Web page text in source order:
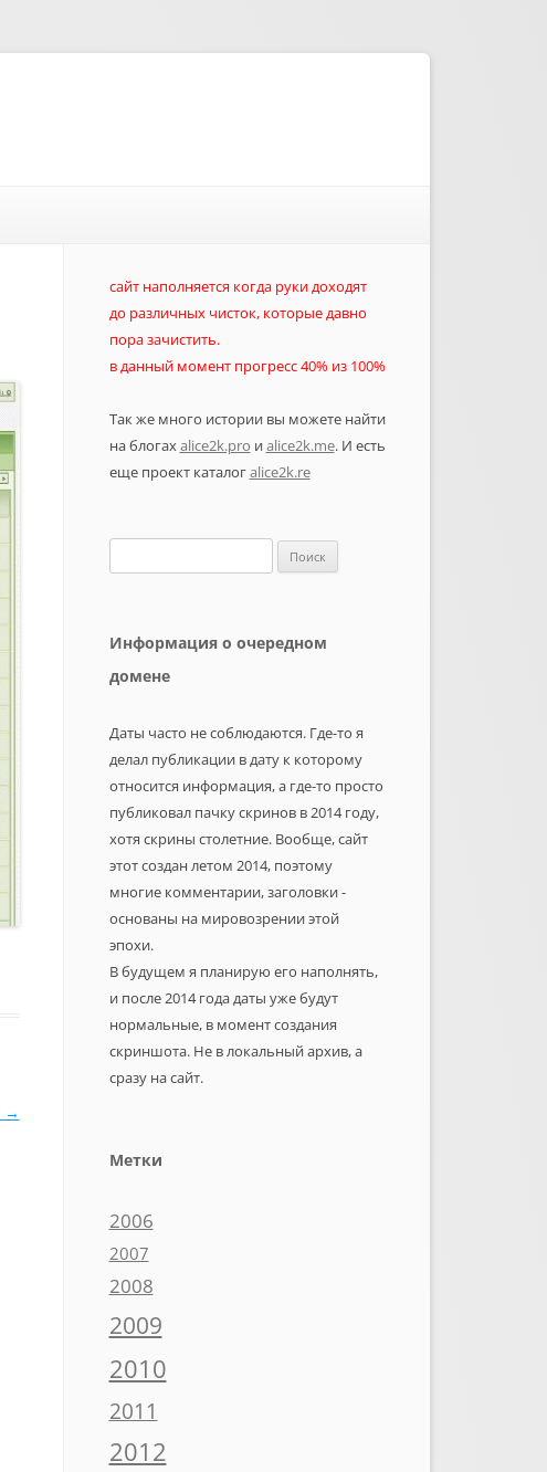
→
сайт наполняется когда руки доходят
до различных чисток, которые давно
пора зачистить.
в данный момент прогресс 40% из 100%
Так же много истории вы можете найти
на блогахalice2k.pro иalice2k.me. И есть
еще проект каталогalice2k.re
Информация о очередном
домене
Даты часто не соблюдаются. Где-то я
делал публикации в дату к которому
относится информация, а где-то просто
публиковал пачку скринов в 2014 году,
хотя скрины столетние. Вообще, сайт
этот создан летом 2014, поэтому
многие комментарии, заголовки -
основаны на мировозрении этой
эпохи.
В будущем я планирую его наполнять,
и после 2014 года даты уже будут
нормальные, в момент создания
скриншота. Не в локальный архив, а
сразу на сайт.
Метки
2006
2007
2008
2009
2010
2011
2012